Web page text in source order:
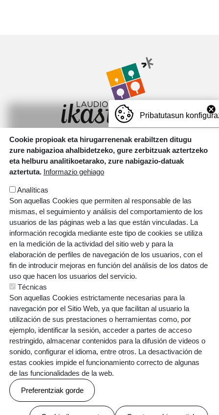
Motxotekale, 16 01400 Laudio.
T.946 726 737
Irudia
ORRI-OINA
BOLSA DE TRABAJOCONTACTO
TESTU-LEGALAK
POLÍTICA DE COOKIESPOLÍTICA DE PRIVACIDAD
Webgune hau Ikastolen Elkarteak garatu du
Pribatutasun
Cookie propioak eta hirugarrenenak erabiltzen ditugu
zure nabigazioa ahalbidetzeko, gure zerbitzuak aztertzeko
eta helburu analitikoetarako, zure nabigazio-datuak
aztertuta. Informazio gehiago
Analíticas
Son aquellas Cookies que permiten al responsable de las
mismas, el seguimiento y análisis del comportamiento de los
usuarios de las páginas web a las que están vinculadas. La
información recogida mediante este tipo de cookies se utiliza
en la medición de la actividad del sitio web y para la
elaboración de perfiles de navegación de los usuarios, con el
fin de introducir mejoras en función del análisis de los datos de
uso que hacen los usuarios del servicio.
Técnicas
Son aquellas Cookies estrictamente necesarias para la
navegación por el Sitio Web, ya que facilitan al usuario la
utilización de sus prestaciones o herramientas como, por
ejemplo, identificar la sesión, acceder a partes de acceso
restringido, almacenar contenidos para la difusión de videos o
sonido, configurar el idioma, entre otros. La desactivación de
estas cookies impide el funcionamiento correcto de algunas
de las funcionalidades de la web.
Preferentziak gorde